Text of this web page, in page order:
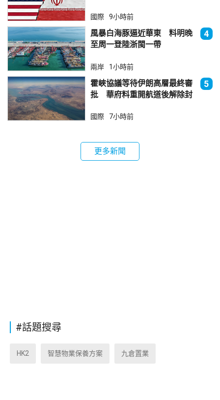
國際 9小時前
風暴白海豚逼近華東 料明晚
至周一登陸浙閩一帶
4
兩岸 1小時前
霍峽協議等待伊朗高層最終審
批 華府料重開航道後解除封
5
國際 7小時前
更多新聞
#話題搜尋
HK2 智慧物業保養方案 九倉置業